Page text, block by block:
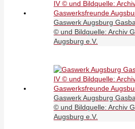
Gaswerk Augsburg
© und Bildquelle: Archiv
Augsburg e.V.
Gaswerk Augsburg
© und Bildquelle: Archiv
Augsburg e.V.